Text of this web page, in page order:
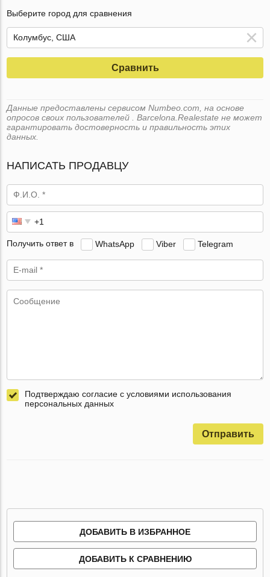
Выберите город для сравнения
Сравнить
Данные предоставлены сервисом Numbeo.com, на основе
опросов своих пользователей . Barcelona.Realestate не может
гарантировать достоверность и правильность этих
данных.
НАПИСАТЬ ПРОДАВЦУ
Получить ответ в WhatsApp Viber Telegram
Подтверждаю согласие с условиями использования
персональных данных
Отправить
ДОБАВИТЬ В ИЗБРАННОЕ
ДОБАВИТЬ К СРАВНЕНИЮ